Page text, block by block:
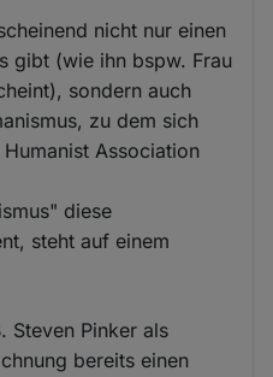
nicht nur einen
gibt (wie ihn bspw. Frau
sondern auch
zu dem sich
Association
diese
steht auf einem
Steven Pinker als
bereits einen